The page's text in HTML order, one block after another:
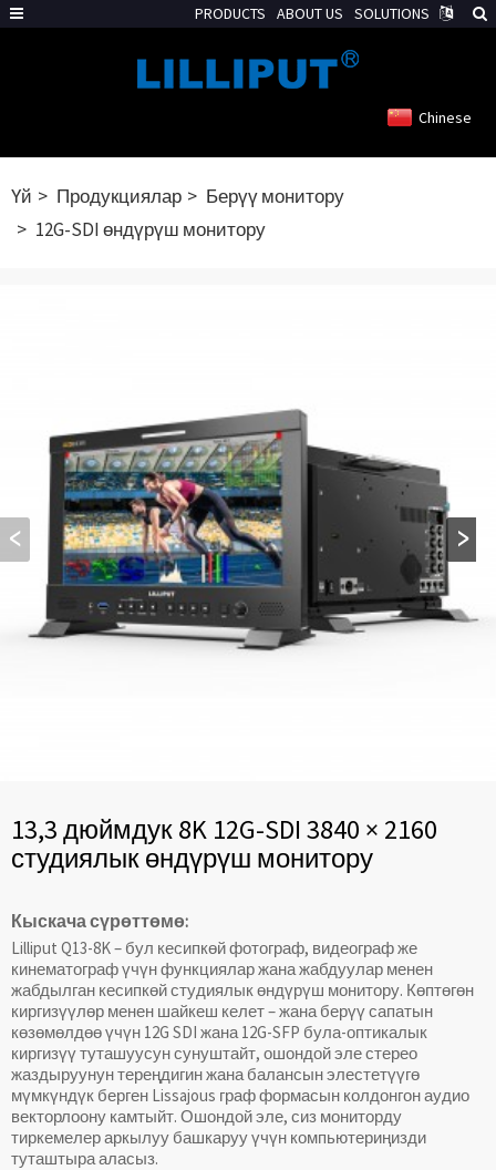
Chinese
Үй Продукциялар
Берүү монитору
12G-SDI өндүрүш монитору
13,3 дюймдук 8K 12G-SDI 3840 × 2160
студиялык өндүрүш монитору
Кыскача сүрөттөмө:
Lilliput Q13-8K – бул кесипкөй фотограф, видеограф же
кинематограф үчүн функциялар жана жабдуулар менен
жабдылган кесипкөй студиялык өндүрүш монитору. Көптөгөн
киргизүүлөр менен шайкеш келет – жана берүү сапатын
көзөмөлдөө үчүн 12G SDI жана 12G-SFP була-оптикалык
киргизүү туташуусун сунуштайт, ошондой эле стерео
жаздыруунун тереңдигин жана балансын элестетүүгө
мүмкүндүк берген Lissajous граф формасын колдонгон аудио
векторлоону камтыйт. Ошондой эле, сиз мониторду
тиркемелер аркылуу башкаруу үчүн компьютериңизди
туташтыра аласыз.
PRODUCTS ABOUT US SOLUTIONS